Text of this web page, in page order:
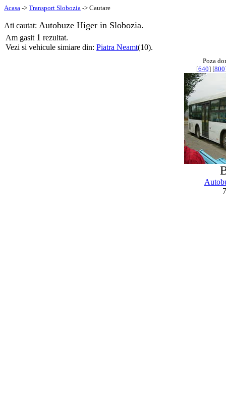
Acasa -> Transport Slobozia -> Cautare
Ati cautat: Autobuze Higer in Slobozia.
Am gasit 1 rezultat.
Vezi si vehicule simiare din: Piatra Neamt(10).
Poza
[640] [800